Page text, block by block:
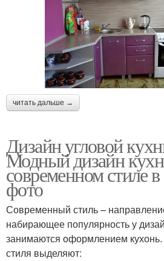
читать дальше →
Дизайн угловой
Модный дизайн
современном стиле
фото
Современный стиль –
набирающее популярность у
занимаются оформлением кухонь.
стиля выделяют: